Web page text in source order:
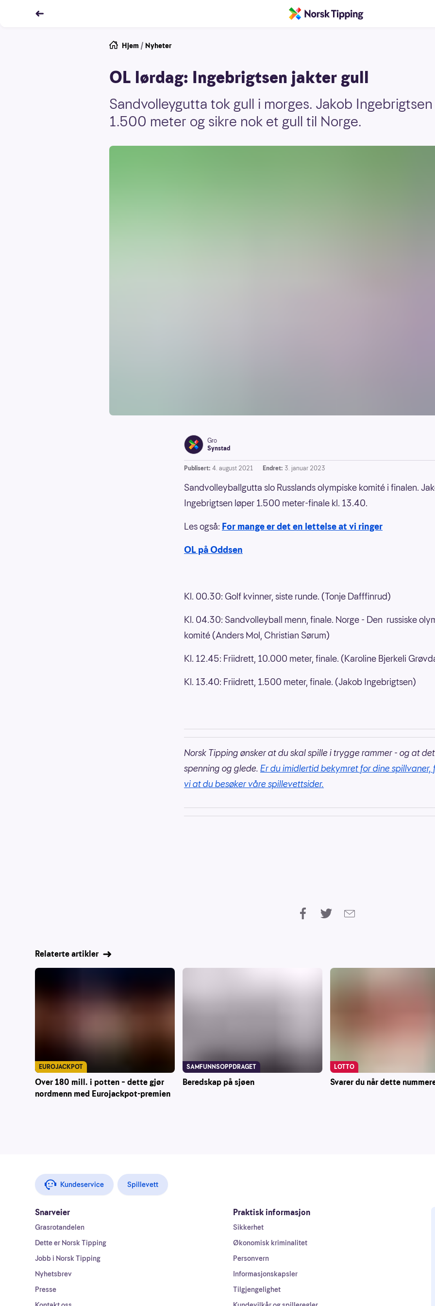
Hjem / Nyheter
OL lørdag: Ingebrigtsen jakter gull
Sandvolleygutta tok gull i morges. Jakob
1.500 meter og sikre nok et gull til Norge.
Gro
Synstad
Publisert: 4. august 2021 Endret: 3. januar 2023
Sandvolleyballgutta slo Russlands olympiske komité i finalen.
Ingebrigtsen løper 1.500 meter-finale kl. 13.40.
Les også: For mange er det en lettelse at vi ringer
OL på Oddsen
Kl. 00.30: Golf kvinner, siste runde. (Tonje Dafffinrud)
Kl. 04.30: Sandvolleyball menn, finale. Norge - Den russiske
komité (Anders Mol, Christian Sørum)
Kl. 12.45: Friidrett, 10.000 meter, finale. (Karoline Bjerkeli
Kl. 13.40: Friidrett, 1.500 meter, finale. (Jakob Ingebrigtsen)
Norsk Tipping ønsker at du skal spille i trygge rammer - og at
spenning og glede. Er du imidlertid bekymret for dine spillvaner,
vi at du besøker våre spillevettsider.
Relaterte artikler
Over 180 mill. i potten – dette gjør
nordmenn med Eurojackpot-premien
EUROJACKPOT
Beredskap på sjøen
SAMFUNNSOPPDRAGET
Svarer du når dette
LOTTO
Kundeservice Spillevett
Snarveier
Grasrotandelen
Dette er Norsk Tipping
Jobb i Norsk Tipping
Nyhetsbrev
Presse
Praktisk informasjon
Sikkerhet
Økonomisk kriminalitet
Personvern
Informasjonskapsler
Tilgjengelighet